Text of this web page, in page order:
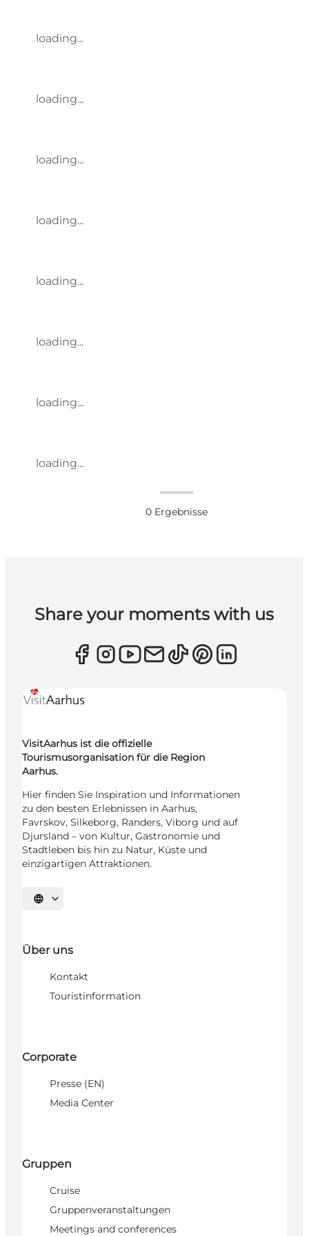
loading...
loading...
loading...
loading...
loading...
loading...
loading...
loading...
0 Ergebnisse
Share your moments with us
VisitAarhus ist die offizielle
Tourismusorganisation für die Region
Aarhus.
Hier finden Sie Inspiration und Informationen
zu den besten Erlebnissen in Aarhus,
Favrskov, Silkeborg, Randers, Viborg und auf
Djursland – von Kultur, Gastronomie und
Stadtleben bis hin zu Natur, Küste und
einzigartigen Attraktionen.
Sprache auswählen
Über uns
Kontakt
Touristinformation
Corporate
Presse (EN)
Media Center
Gruppen
Cruise
Gruppenveranstaltungen
Meetings and conferences